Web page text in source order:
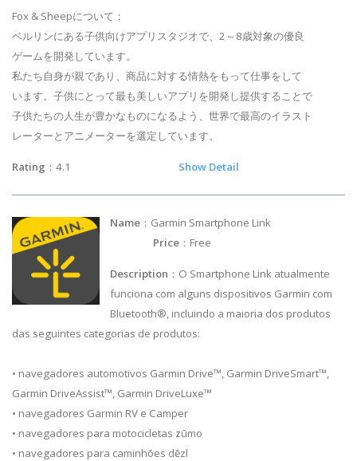
Fox & Sheepについて：
ベルリンにある子供向けアプリスタジオで、2～8歳対象の優良
ゲームを開発しています。
私たち自身が親であり、商品に対する情熱をもって仕事をして
います。子供にとって最も美しいアプリを開発し提供することで
子供たちの人生が豊かなものになるよう、世界で最高のイラスト
レーターとアニメーターを選定しています。
Rating ：4.1 Show Detail
Name ：Garmin Smartphone Link
Price ：Free
Description ：O Smartphone Link atualmente
funciona com alguns dispositivos Garmin com
Bluetooth®, incluindo a maioria dos produtos
das seguintes categorias de produtos:
• navegadores automotivos Garmin Drive™, Garmin DriveSmart™,
Garmin DriveAssist™, Garmin DriveLuxe™
• navegadores Garmin RV e Camper
• navegadores para motocicletas zūmo
• navegadores para caminhões dēzl